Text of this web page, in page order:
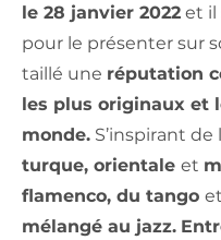
le 28 janvier 2022 et il
pour le présenter sur
taillé une réputation
les plus originaux et
monde. S’inspirant de
turque, orientale et
flamenco, du tango
mélangé au jazz.